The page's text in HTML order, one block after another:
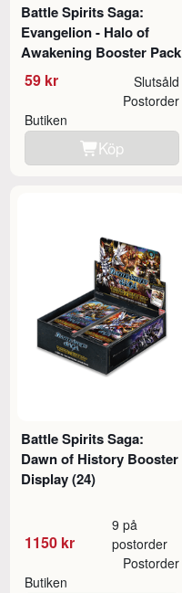
Battle Spirits Saga:
Evangelion - Halo of
Awakening Booster Pack
59 kr Slutsåld
Butiken
Postorder
Köp
Battle Spirits Saga:
Dawn of History Booster
Display (24)
1150 kr
9 på
postorder
Butiken
Postorder